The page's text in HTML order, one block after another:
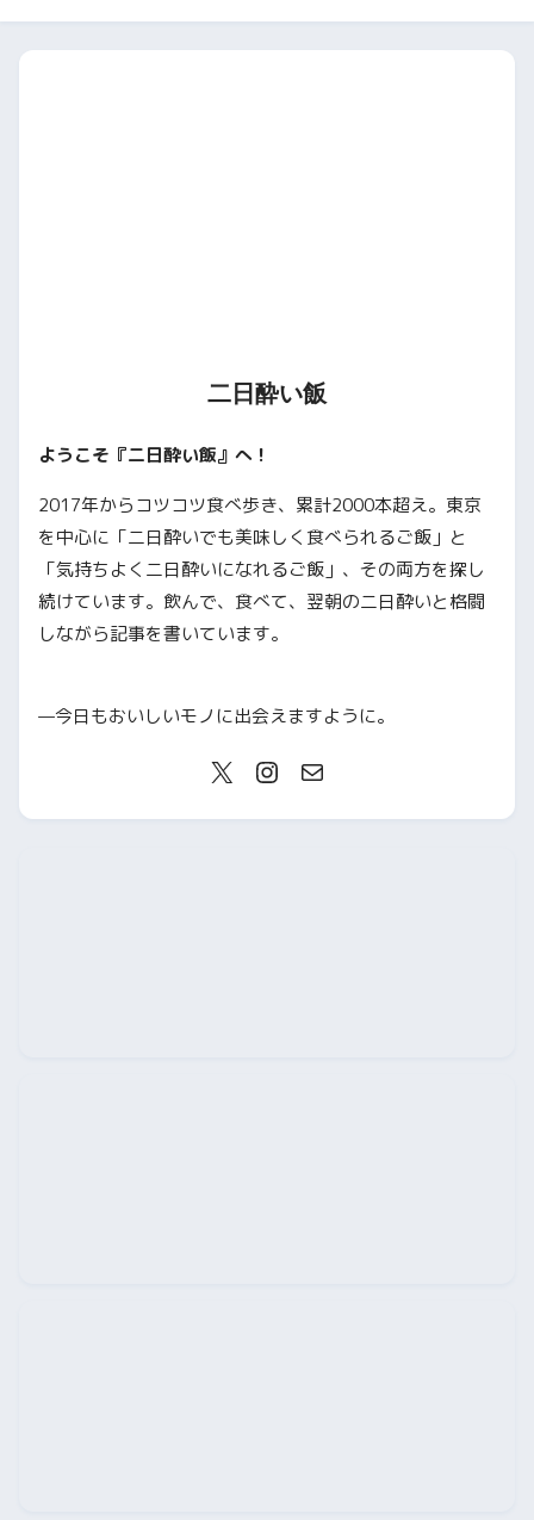
二日酔い飯
ようこそ『二日酔い飯』へ！
2017年からコツコツ食べ歩き、累計2000本超え。東京
を中心に「二日酔いでも美味しく食べられるご飯」と
「気持ちよく二日酔いになれるご飯」、その両方を探し
続けています。飲んで、食べて、翌朝の二日酔いと格闘
しながら記事を書いています。
—今日もおいしいモノに出会えますように。